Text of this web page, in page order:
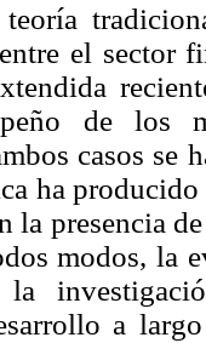
el sector
de los
casos se
ha
la presencia
modos, la
a